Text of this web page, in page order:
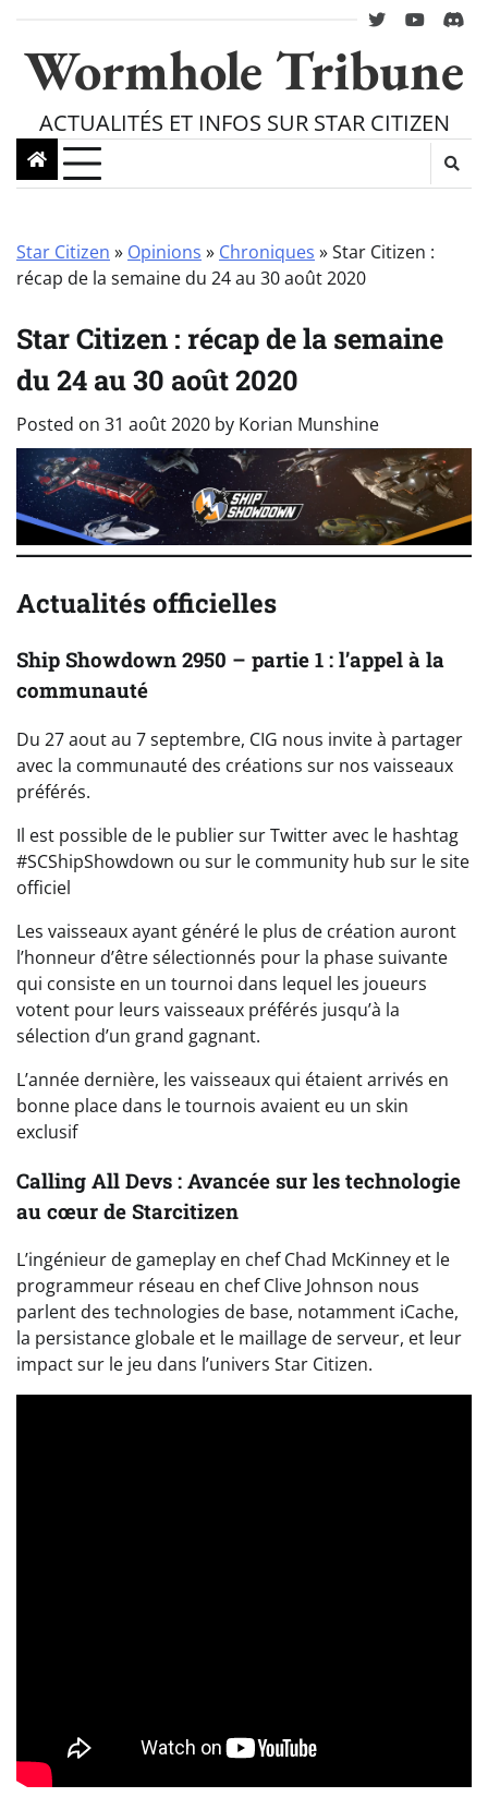
content
twitteryoutube
Wormhole Tribune
ACTUALITÉS ET INFOS SUR STAR CITIZEN
Star Citizen » Opinions » Chroniques »Star Citizen :
récap de la semaine du 24 au 30 août 2020
Star Citizen : récap de la semaine
du 24 au 30 août 2020
Posted on 31 août 2020 by Korian Munshine
Actualités officielles
Ship Showdown 2950 – partie 1 : l’appel à la
communauté
Du 27 aout au 7 septembre, CIG nous invite à partager
avec la communauté des créations sur nos vaisseaux
préférés.
Il est possible de le publier sur Twitter avec le hashtag
#SCShipShowdown ou sur le community hub sur le site
officiel
Les vaisseaux ayant généré le plus de création auront
l’honneur d’être sélectionnés pour la phase suivante
qui consiste en un tournoi dans lequel les joueurs
votent pour leurs vaisseaux préférés jusqu’à la
sélection d’un grand gagnant.
L’année dernière, les vaisseaux qui étaient arrivés en
bonne place dans le tournois avaient eu un skin
exclusif
Calling All Devs : Avancée sur les technologie
au cœur de Starcitizen
L’ingénieur de gameplay en chef Chad McKinney et le
programmeur réseau en chef Clive Johnson nous
parlent des technologies de base, notamment iCache,
la persistance globale et le maillage de serveur, et leur
impact sur le jeu dans l’univers Star Citizen.